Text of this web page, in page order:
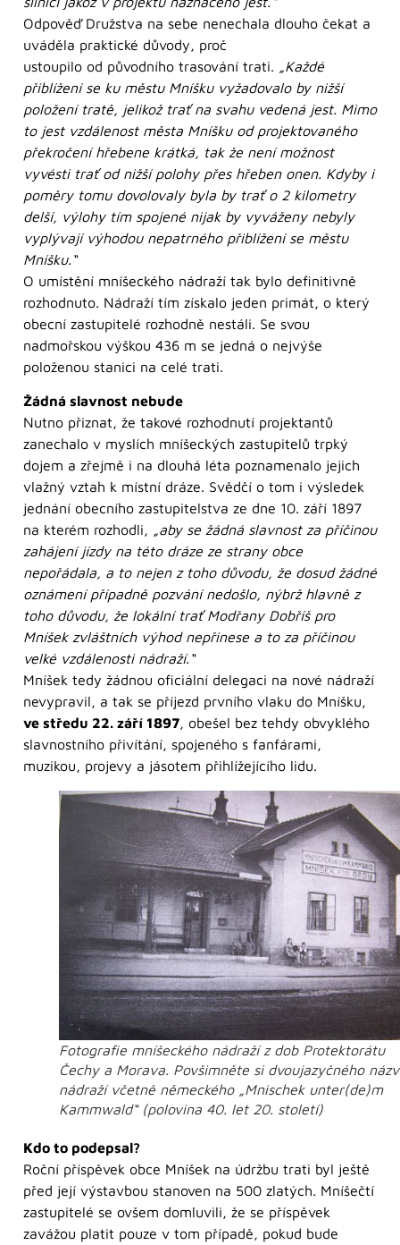
Odpověď Družstva na sebe nenechala dlouho čekat a
uváděla praktické důvody, proč
ustoupilo od původního trasování trati. „Každé
přiblížení se ku městu Mníšku vyžadovalo by nižší
položení tratě, jelikož trať na svahu vedená jest. Mimo
to jest vzdálenost města Mníšku od projektovaného
překročení hřebene krátká, tak že není možnost
vyvésti trať od nižší polohy přes hřeben onen. Kdyby i
poměry tomu dovolovaly byla by trať o 2 kilometry
delší, výlohy tím spojené nijak by vyváženy nebyly
vyplývají výhodou nepatrného přiblížení se městu
Mníšku.“
O umístění mníšeckého nádraží tak bylo definitivně
rozhodnuto. Nádraží tím získalo jeden primát, o který
obecní zastupitelé rozhodně nestáli. Se svou
nadmořskou výškou 436 m se jedná o nejvýše
položenou stanici na celé trati.
Žádná slavnost nebude
Nutno přiznat, že takové rozhodnutí projektantů
zanechalo v myslích mníšeckých zastupitelů trpký
dojem a zřejmě i na dlouhá léta poznamenalo jejich
vlažný vztah k místní dráze. Svědčí o tom i výsledek
jednání obecního zastupitelstva ze dne 10. září 1897
na kterém rozhodli, „aby se žádná slavnost za příčinou
zahájení jízdy na této dráze ze strany obce
nepořádala, a to nejen z toho důvodu, že dosud žádné
oznámení případně pozvání nedošlo, nýbrž hlavně z
toho důvodu, že lokální trať Modřany Dobříš pro
Mníšek zvláštních výhod nepřinese a to za příčinou
velké vzdálenosti nádraží.“
Mníšek tedy žádnou oficiální delegaci na nové nádraží
nevypravil, a tak se příjezd prvního vlaku do Mníšku,
ve středu 22. září 1897, obešel bez tehdy obvyklého
slavnostního přivítání, spojeného s fanfárami,
muzikou, projevy a jásotem přihlížejícího lidu.
Fotografie mníšeckého nádraží z dob Protektorátu
Čechy a Morava. Povšimněte si dvoujazyčného
nádraží včetně německého „Mnischek unter(de)m
Kammwald“ (polovina 40. let 20. století)
Kdo to podepsal?
Roční příspěvek obce Mníšek na údržbu trati byl ještě
před její výstavbou stanoven na 500 zlatých. Mníšečtí
zastupitelé se ovšem domluvili, že se příspěvek
zavážou platit pouze v tom případě, pokud bude